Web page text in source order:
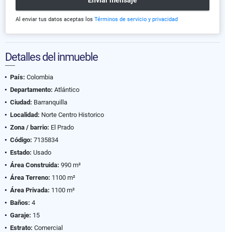
Al enviar tus datos aceptas los Términos de servicio y privacidad
Detalles del inmueble
País: Colombia
Departamento: Atlántico
Ciudad: Barranquilla
Localidad: Norte Centro Historico
Zona / barrio: El Prado
Código: 7135834
Estado: Usado
Área Construida: 990 m²
Área Terreno: 1100 m²
Área Privada: 1100 m²
Baños: 4
Garaje: 15
Estrato: Comercial